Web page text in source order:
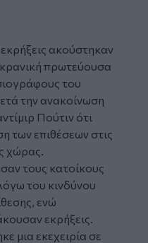
ακούστηκαν
πρωτεύουσα
του
την ανακοίνωση
Πούτιν ότι
των επιθέσεων στις
χώρας.
τους κατοίκους
του κινδύνου
ενώ
εκρήξεις.
μια εκεχειρία σε